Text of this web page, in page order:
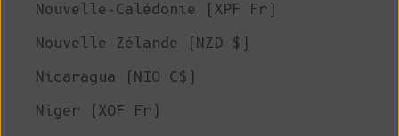
Nouvelle-Calédonie (XPF Fr)
Nouvelle-Zélande (NZD $)
Nicaragua (NIO C$)
Niger (XOF Fr)